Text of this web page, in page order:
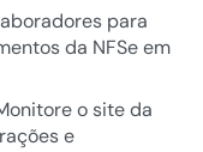
para
da NFSe em
o site da
e